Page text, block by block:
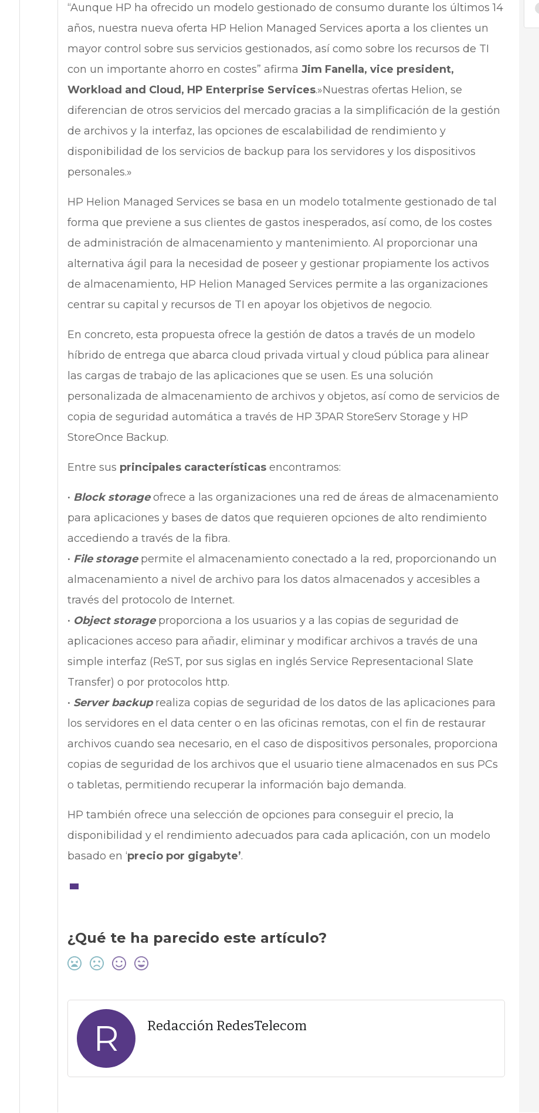
“Aunque HP ha ofrecido un modelo gestionado de consumo durante los últimos 14
años, nuestra nueva oferta HP Helion Managed Services aporta a los clientes un
mayor control sobre sus servicios gestionados, así como sobre los recursos de TI
con un importante ahorro en costes” afirma Jim Fanella, vice president,
Workload and Cloud, HP Enterprise Services.»Nuestras ofertas Helion, se
diferencian de otros servicios del mercado gracias a la simplificación de la gestión
de archivos y la interfaz, las opciones de escalabilidad de rendimiento y
disponibilidad de los servicios de backup para los servidores y los dispositivos
personales.»
HP Helion Managed Services se basa en un modelo totalmente gestionado de tal
forma que previene a sus clientes de gastos inesperados, así como, de los costes
de administración de almacenamiento y mantenimiento. Al proporcionar una
alternativa ágil para la necesidad de poseer y gestionar propiamente los activos
de almacenamiento, HP Helion Managed Services permite a las organizaciones
centrar su capital y recursos de TI en apoyar los objetivos de negocio.
En concreto, esta propuesta ofrece la gestión de datos a través de un modelo
híbrido de entrega que abarca cloud privada virtual y cloud pública para alinear
las cargas de trabajo de las aplicaciones que se usen. Es una solución
personalizada de almacenamiento de archivos y objetos, así como de servicios de
copia de seguridad automática a través de HP 3PAR StoreServ Storage y HP
StoreOnce Backup.
Entre sus principales características encontramos:
• Block storageofrece a las organizaciones una red de áreas de almacenamiento
para aplicaciones y bases de datos que requieren opciones de alto rendimiento
accediendo a través de la fibra.
• File storage permite el almacenamiento conectado a la red, proporcionando un
almacenamiento a nivel de archivo para los datos almacenados y accesibles a
través del protocolo de Internet.
• Object storage proporciona a los usuarios y a las copias de seguridad de
aplicaciones acceso para añadir, eliminar y modificar archivos a través de una
simple interfaz (ReST, por sus siglas en inglés Service Representacional Slate
Transfer) o por protocolos http.
• Server backuprealiza copias de seguridad de los datos de las aplicaciones para
los servidores en el data center o en las oficinas remotas, con el fin de restaurar
archivos cuando sea necesario, en el caso de dispositivos personales, proporciona
copias de seguridad de los archivos que el usuario tiene almacenados en sus PCs
o tabletas, permitiendo recuperar la información bajo demanda.
HP también ofrece una selección de opciones para conseguir el precio, la
disponibilidad y el rendimiento adecuados para cada aplicación, con un modelo
basado en ‘precio por gigabyte’.
¿Qué te ha parecido este artículo?
R Redacción RedesTelecom